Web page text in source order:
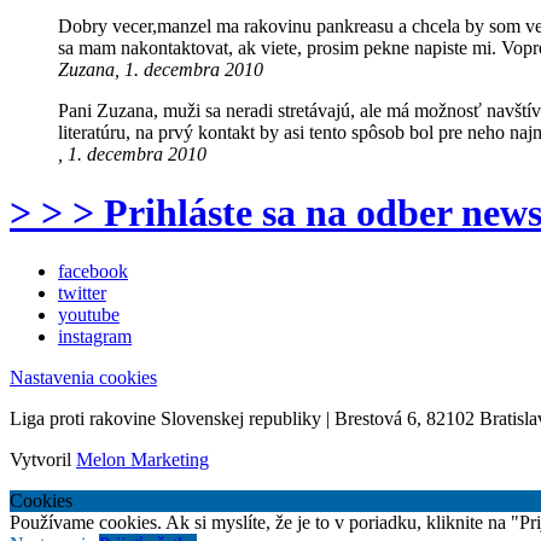
Dobry vecer,manzel ma rakovinu pankreasu a chcela by som
sa mam nakontaktovat, ak viete, prosim pekne napiste mi.
Zuzana, 1. decembra 2010
Pani Zuzana, muži sa neradi stretávajú, ale má možnosť
literatúru, na prvý kontakt by asi tento spôsob bol pre neho
, 1. decembra 2010
> > > Prihláste sa na odber
facebook
twitter
youtube
instagram
Nastavenia cookies
Liga proti rakovine Slovenskej republiky | Brestová 6, 82102
Vytvoril Melon Marketing
Cookies
Používame cookies. Ak si myslíte, že je to v poriadku, kliknite na